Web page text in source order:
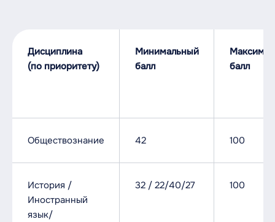
Дисциплина
(по приоритету)
Минимальный
балл
балл
Обществознание 42 100
История /
Иностранный
язык/
32 / 22/40/27 100